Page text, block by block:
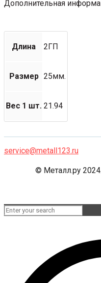
Дополнительная
Длина 2ГП
Размер 25мм.
Вес 1 шт. 21.94
service@metall123.ru
© Металл.ру